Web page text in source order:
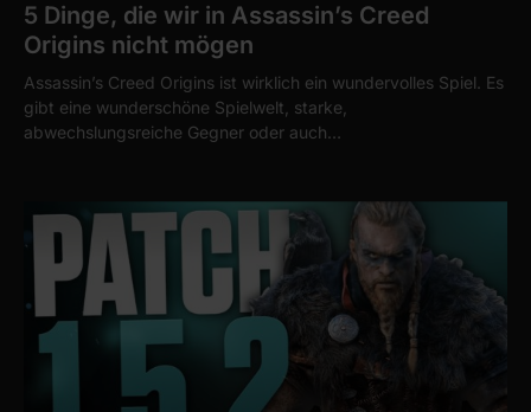
5 Dinge, die wir in Assassin’s Creed
Origins nicht mögen
Assassin’s Creed Origins ist wirklich ein wundervolles Spiel. Es
gibt eine wunderschöne Spielwelt, starke,
abwechslungsreiche Gegner oder auch…